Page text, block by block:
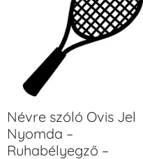
Névre szóló Ovis Jel
Nyomda –
Ruhabélyegző –